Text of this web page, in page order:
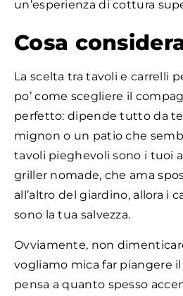
un’esperienza di cottura
Cosa
La scelta tra tavoli e carrelli
po’ come scegliere il
perfetto: dipende tutto da
mignon o un patio che
tavoli pieghevoli sono i tuoi
griller nomade, che ama
all’altro del giardino, allora i
sono la tua salvezza.
Ovviamente, non
vogliamo mica far piangere
pensa a quanto spesso